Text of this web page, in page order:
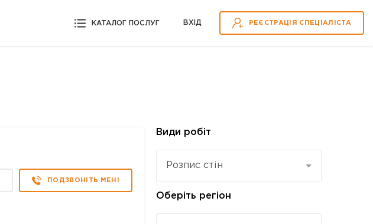
КАТАЛОГ ПОСЛУГ ВХІД РЕЄСТРАЦІЯ СПЕЦІАЛІСТА
ПОДЗВОНІТЬ МЕНІ
Види робіт
Розпис стін
Оберіть регіон